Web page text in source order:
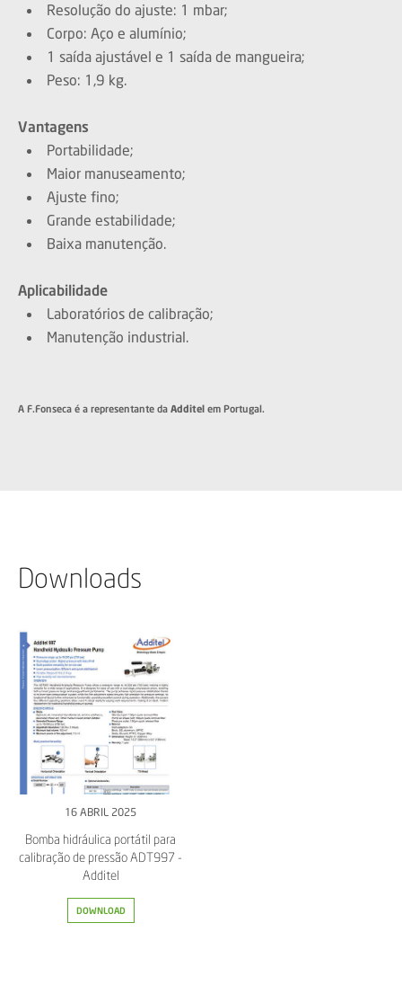
Resolução do ajuste: 1 mbar;
Corpo: Aço e alumínio;
1 saída ajustável e 1 saída de mangueira;
Peso: 1,9 kg.
Vantagens
Portabilidade;
Maior manuseamento;
Ajuste fino;
Grande estabilidade;
Baixa manutenção.
Aplicabilidade
Laboratórios de calibração;
Manutenção industrial.
A F.Fonseca é a representante da Additel em Portugal.
Downloads
16 ABRIL 2025
Bomba hidráulica portátil para
calibração de pressão ADT997 -
Additel
DOWNLOAD